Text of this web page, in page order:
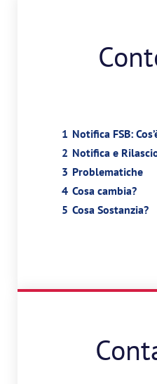
1 Notifica FSB:
2 Notifica e
3 Problematiche
4 Cosa cambia?
5 Cosa Sostanzia?